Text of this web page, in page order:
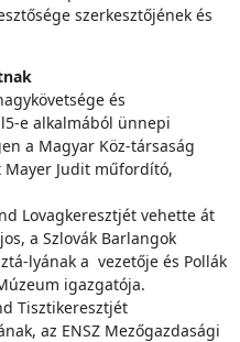
szerkesztőjének és
és
e alkalmából ünnepi
a Magyar Köz-társaság
Judit műfordító,
Lovagkeresztjét vehette át
a Szlovák Barlangok
lyának a vezetője és Pollák
igazgatója.
Tisztikeresztjét
az ENSZ Mezőgazdasági